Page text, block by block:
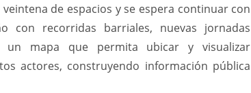
de espacios y se espera continuar con
recorridas barriales, nuevas jornadas
un mapa que permita ubicar y visualizar
actores, construyendo información pública